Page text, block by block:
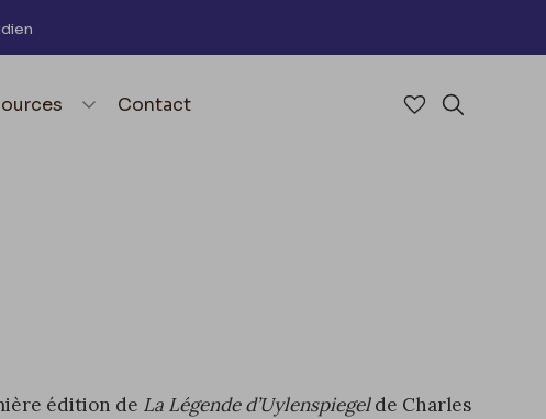
Contact Accéder à
édition de La Légende d’Uylenspiegelde Charles